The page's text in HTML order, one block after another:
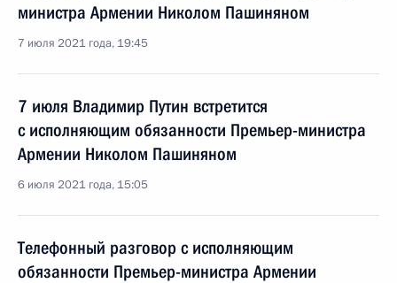
министра Армении Николом Пашиняном
7 июля 2021 года, 19:45
7 июля Владимир Путин встретится
с исполняющим обязанности Премьер-министра
Армении Николом Пашиняном
6 июля 2021 года, 15:05
Телефонный разговор с исполняющим
обязанности Премьер-министра Армении